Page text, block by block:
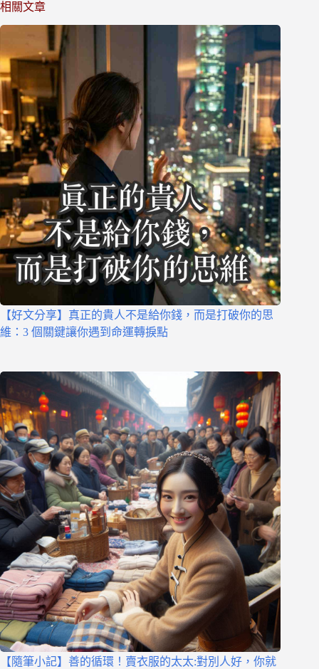
相關文章
【好文分享】真正的貴人不是給你錢，而是打破你的思
維：3 個關鍵讓你遇到命運轉捩點
【隨筆小記】善的循環！賣衣服的太太:對別人好，你就